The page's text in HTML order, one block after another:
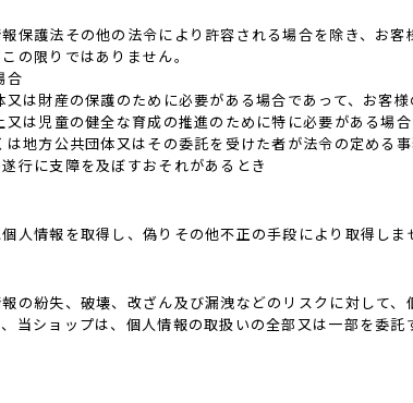
保護法その他の法令により許容される場合を除き、お
の限りではありません。
合
又は財産の保護のために必要がある場合であって、お客
又は児童の健全な育成の推進のために特に必要がある場
は地方公共団体又はその委託を受けた者が法令の定め
行に支障を及ぼすおそれがあるとき
人情報を取得し、偽りその他不正の手段により取得しま
の紛失、破壊、改ざん及び漏洩などのリスクに対して
当ショップは、個人情報の取扱いの全部又は一部を委